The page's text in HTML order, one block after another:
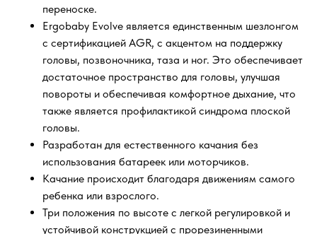
переноске.
Ergobaby Evolve является единственным шезлонгом
с сертификацией AGR, с акцентом на поддержку
головы, позвоночника, таза и ног. Это обеспечивает
достаточное пространство для головы, улучшая
повороты и обеспечивая комфортное дыхание, что
также является профилактикой синдрома плоской
головы.
Разработан для естественного качания без
использования батареек или моторчиков.
Качание происходит благодаря движениям самого
ребенка или взрослого.
Три положения по высоте с легкой регулировкой и
устойчивой конструкцией с прорезиненными